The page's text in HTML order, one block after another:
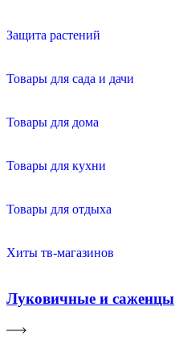
Защита растений
Товары для сада и дачи
Товары для дома
Товары для кухни
Товары для отдыха
Хиты тв-магазинов
Луковичные и саженцы